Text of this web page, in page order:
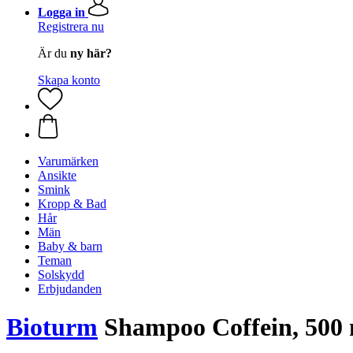
Logga in
Registrera nu
Är du ny här?
Skapa konto
Varumärken
Ansikte
Smink
Kropp & Bad
Hår
Män
Baby & barn
Teman
Solskydd
Erbjudanden
Bioturm Shampoo Coffein, 500